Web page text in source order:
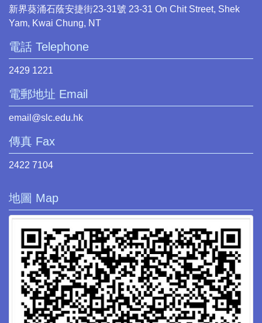
新界葵涌石蔭安捷街23-31號 23-31 On Chit Street, Shek
Yam, Kwai Chung, NT
電話 Telephone
2429 1221
電郵地址 Email
email@slc.edu.hk
傳真 Fax
2422 7104
地圖 Map